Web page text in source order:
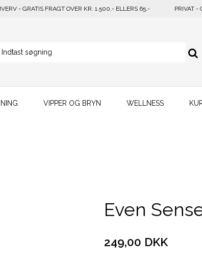
- GRATIS FRAGT OVER KR. 1.500,- ELLERS 65,- PRIVAT -
VIPPER OG BRYN WELLNESS
Even
249,00 DKK